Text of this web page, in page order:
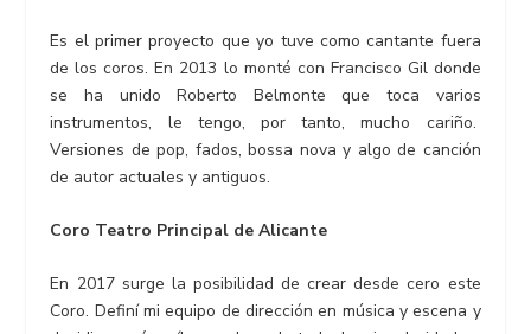
Es el primer proyecto que yo tuve como cantante fuera
de los coros. En 2013 lo monté con Francisco Gil donde
se ha unido Roberto Belmonte que toca varios
instrumentos, le tengo, por tanto, mucho cariño.
Versiones de pop, fados, bossa nova y algo de canción
de autor actuales y antiguos.
Coro Teatro Principal de Alicante
En 2017 surge la posibilidad de crear desde cero este
Coro. Definí mi equipo de dirección en música y escena y